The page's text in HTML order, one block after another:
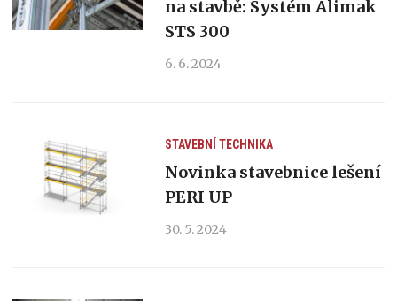
na stavbě: Systém Alimak
STS 300
6. 6. 2024
STAVEBNÍ TECHNIKA
Novinka stavebnice lešení
PERI UP
30. 5. 2024